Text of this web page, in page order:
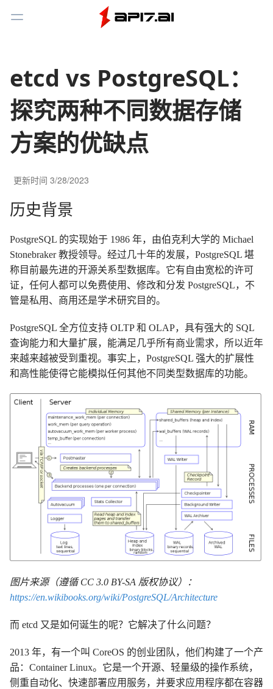
Toggle Menu
etcd vs PostgreSQL：
探究两种不同数据存储
方案的优缺点
更新时间 3/28/2023
历史背景
PostgreSQL 的实现始于 1986 年，由伯克利大学的 Michael
Stonebraker 教授领导。经过几十年的发展，PostgreSQL 堪
称目前最先进的开源关系型数据库。它有自由宽松的许可
证，任何人都可以免费使用、修改和分发 PostgreSQL，不
管是私用、商用还是学术研究目的。
PostgreSQL 全方位支持 OLTP 和 OLAP，具有强大的 SQL
查询能力和大量扩展，能满足几乎所有商业需求，所以近年
来越来越被受到重视。事实上，PostgreSQL 强大的扩展性
和高性能使得它能模拟任何其他不同类型数据库的功能。
图片来源（遵循 CC 3.0 BY-SA 版权协议）：
https://en.wikibooks.org/wiki/PostgreSQL/Architecture
而 etcd 又是如何诞生的呢？它解决了什么问题？
2013 年，有一个叫 CoreOS 的创业团队，他们构建了一个产
品：Container Linux。它是一个开源、轻量级的操作系统，
侧重自动化、快速部署应用服务，并要求应用程序都在容器